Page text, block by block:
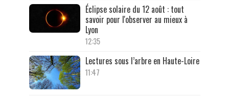
Éclipse solaire du 12 août : tout
savoir pour l'observer au mieux à
Lyon
12:35
Lectures sous l’arbre en Haute-Loire
11:47